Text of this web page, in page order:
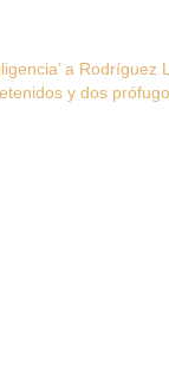
a Rodríguez
y dos